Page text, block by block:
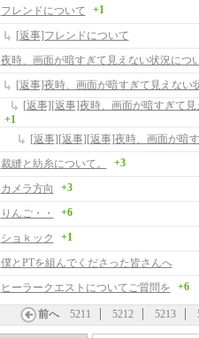
フレンドについて +1
[返事]フレンドについて
夜時、画面が暗すぎて見えない状況につ
[返事]夜時、画面が暗すぎて見えない
+1
裁縫と紡糸について。 +3
カメラ方向 +3
りんご・・ +6
ショｋック +1
僕とPTを組んでくださった皆さんへ
ヒーラークエストについてご質問を
+6
前へ 5211 5212 5213